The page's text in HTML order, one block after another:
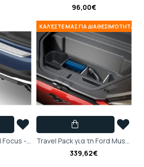
96,00€
Travel Pack για Ford Focus - 2628385
ΚΑΛΈΣΤΕ ΜΑΣ ΓΙΑ ΔΙΑΘΕΣΙΜΌΤΗΤΑ
Travel Pack για τη Ford Mustang Mach-E - 2610841
339,62€